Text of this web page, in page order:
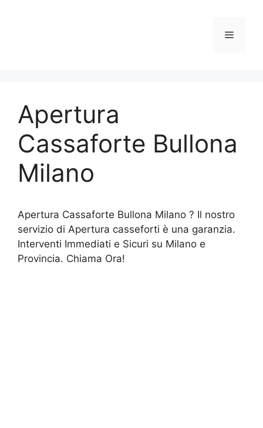
Menu
Apertura
Cassaforte Bullona
Milano
Apertura Cassaforte Bullona Milano ? Il nostro
servizio di Apertura casseforti è una garanzia.
Interventi Immediati e Sicuri su Milano e
Provincia. Chiama Ora!